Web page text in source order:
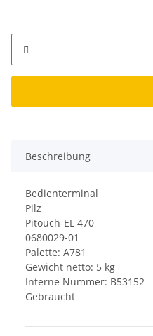
Beschreibung
Bedienterminal
Pilz
Pitouch-EL 470
0680029-01
Palette: A781
Gewicht netto: 5 kg
Interne Nummer: B53152
Gebraucht